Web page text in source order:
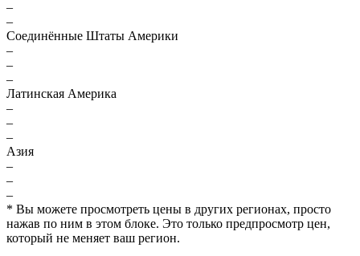
–
–
Соединённые Штаты Америки
–
–
–
Латинская Америка
–
–
–
Азия
–
–
–
* Вы можете просмотреть цены в других регионах, просто
нажав по ним в этом блоке. Это только предпросмотр цен,
который не меняет ваш регион.